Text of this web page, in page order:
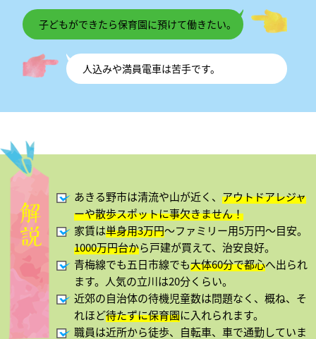
子どもができたら保育園に預けて働きたい。
人込みや満員電車は苦手です。
あきる野市は清流や山が近く、 アウトドアレジャ
ーや散歩スポットに事欠きません！
家賃は単身用3万円～ファミリー用5万円～目安。
1000万円台から戸建が買えて、治安良好。
青梅線でも五日市線でも大体60分で都心へ出られ
ます。人気の立川は20分くらい。
近郊の自治体の待機児童数は問題なく、概ね、そ
れほど待たずに保育園に入れられます。
職員は近所から徒歩、自転車、車で通勤していま